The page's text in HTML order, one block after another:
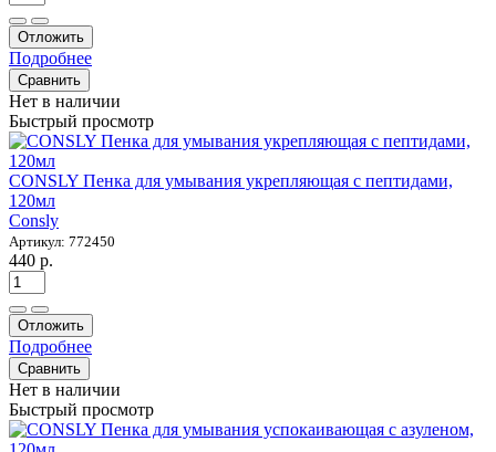
Отложить
Подробнее
Сравнить
Нет в наличии
Быстрый просмотр
CONSLY Пенка для умывания укрепляющая с пептидами,
120мл
Consly
Артикул: 772450
440 р.
Отложить
Подробнее
Сравнить
Нет в наличии
Быстрый просмотр